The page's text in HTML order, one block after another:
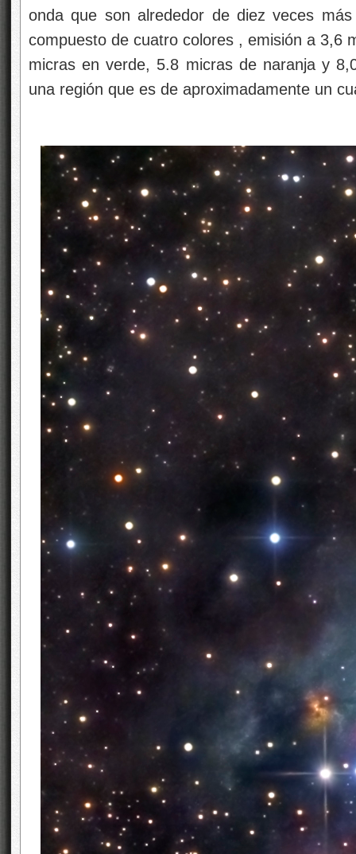
onda que son alrededor de diez veces
compuesto de cuatro colores , emisión a 3,6
micras en verde, 5.8 micras de naranja y
una región que es de aproximadamente un